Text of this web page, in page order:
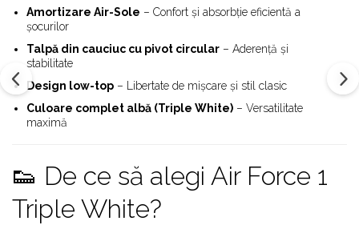
Mind
Nocta
OFF-White
Pantofi Sport
Sabrina
SB
Tech Challenge
VaporMax
Amortizare Air-Sole – Confort și absorbție eficientă a
șocurilor
Talpă din cauciuc cu pivot circular – Aderență și
stabilitate
Design low-top – Libertate de mișcare și stil clasic
Culoare complet albă (Triple White) – Versatilitate
maximă
👟 De ce să alegi Air Force 1
Triple White?